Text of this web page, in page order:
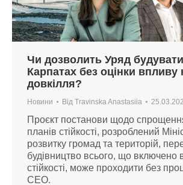
Чи дозволить Уряд
Карпатах без оцінки впливу
довкілля?
Новини Від Travinska Anastasiia
Проєкт постанови щодо спрощення
планів стійкості, розроблений
розвитку громад та територій,
будівництво всього, що включено
стійкості, може проходити без
СЕО.